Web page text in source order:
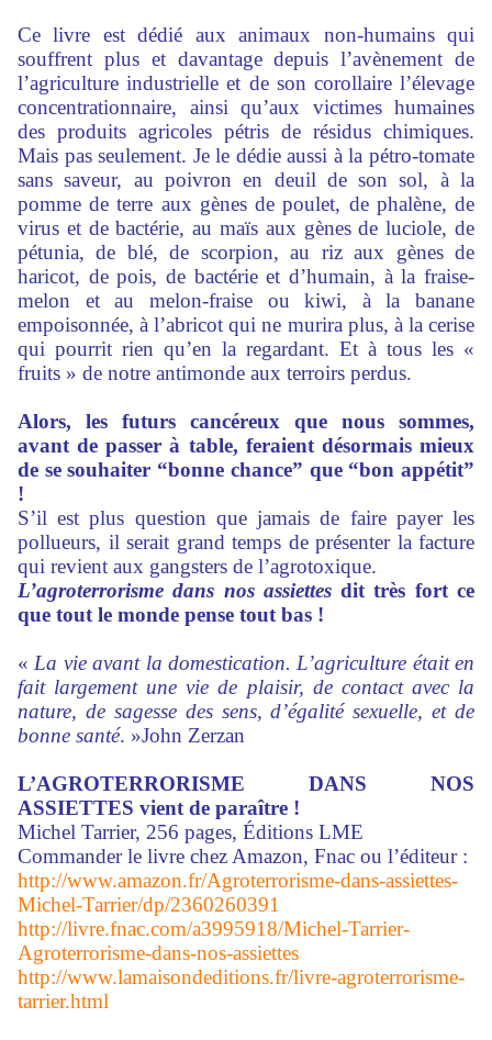
Ce livre est dédié aux animaux non-humains qui
souffrent plus et davantage depuis l’avènement de
l’agriculture industrielle et de son corollaire l’élevage
concentrationnaire, ainsi qu’aux victimes humaines
des produits agricoles pétris de résidus chimiques.
Mais pas seulement. Je le dédie aussi à la pétro-tomate
sans saveur, au poivron en deuil de son sol, à la
pomme de terre aux gènes de poulet, de phalène, de
virus et de bactérie, au maïs aux gènes de luciole, de
pétunia, de blé, de scorpion, au riz aux gènes de
haricot, de pois, de bactérie et d’humain, à la fraise-
melon et au melon-fraise ou kiwi, à la banane
empoisonnée, à l’abricot qui ne murira plus, à la cerise
qui pourrit rien qu’en la regardant. Et à tous les «
fruits » de notre antimonde aux terroirs perdus.
Alors, les futurs cancéreux que nous sommes,
avant de passer à table, feraient désormais mieux
de se souhaiter “bonne chance” que “bon appétit”
!
S’il est plus question que jamais de faire payer les
pollueurs, il serait grand temps de présenter la facture
qui revient aux gangsters de l’agrotoxique.
L’agroterrorisme dans nos assiettesdit très fort ce
que tout le monde pense tout bas !
« La vie avant la domestication. L’agriculture était en
fait largement une vie de plaisir, de contact avec la
nature, de sagesse des sens, d’égalité sexuelle, et de
bonne santé. »John Zerzan
L’AGROTERRORISME DANS NOS
ASSIETTES vient de paraître !
Michel Tarrier, 256 pages, Éditions LME
Commander le livre chez Amazon, Fnac ou l’éditeur :
http://www.amazon.fr/Agroterrorisme-dans-assiettes-
Michel-Tarrier/dp/2360260391
http://livre.fnac.com/a3995918/Michel-Tarrier-
Agroterrorisme-dans-nos-assiettes
http://www.lamaisondeditions.fr/livre-agroterrorisme-
tarrier.html